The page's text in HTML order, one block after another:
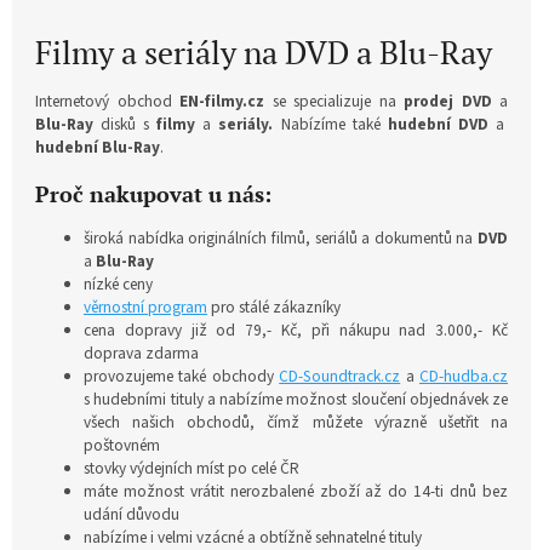
Filmy a seriály na DVD a Blu-Ray
Internetový obchod EN-filmy.cz se specializuje na prodej DVD a
Blu-Ray disků s filmy a seriály. Nabízíme také hudební DVD a
hudební Blu-Ray.
Proč nakupovat u nás:
široká nabídka originálních filmů, seriálů a dokumentů na DVD
a Blu-Ray
nízké ceny
věrnostní program pro stálé zákazníky
cena dopravy již od 79,- Kč, při nákupu nad 3.000,- Kč
doprava zdarma
provozujeme také obchodyCD-Soundtrack.cz aCD-hudba.cz
s hudebními tituly a nabízíme možnost sloučení objednávek ze
všech našich obchodů, čímž můžete výrazně ušetřit na
poštovném
stovky výdejních míst po celé ČR
máte možnost vrátit nerozbalené zboží až do 14-ti dnů bez
udání důvodu
nabízíme i velmi vzácné a obtížně sehnatelné tituly